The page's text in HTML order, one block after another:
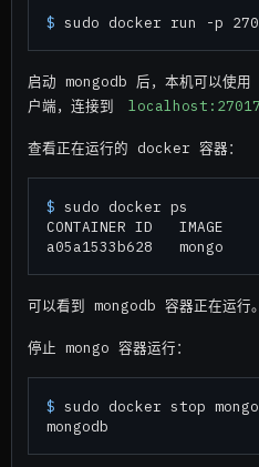
$ sudo docker run -p
启动 mongodb 后，本机可以使用
户端，连接到
localhost:27017
查看正在运行的 docker 容器：
$ sudo docker ps
CONTAINER ID
可以看到 mongodb 容器正在运行。
停止 mongo 容器运行：
$ sudo docker stop